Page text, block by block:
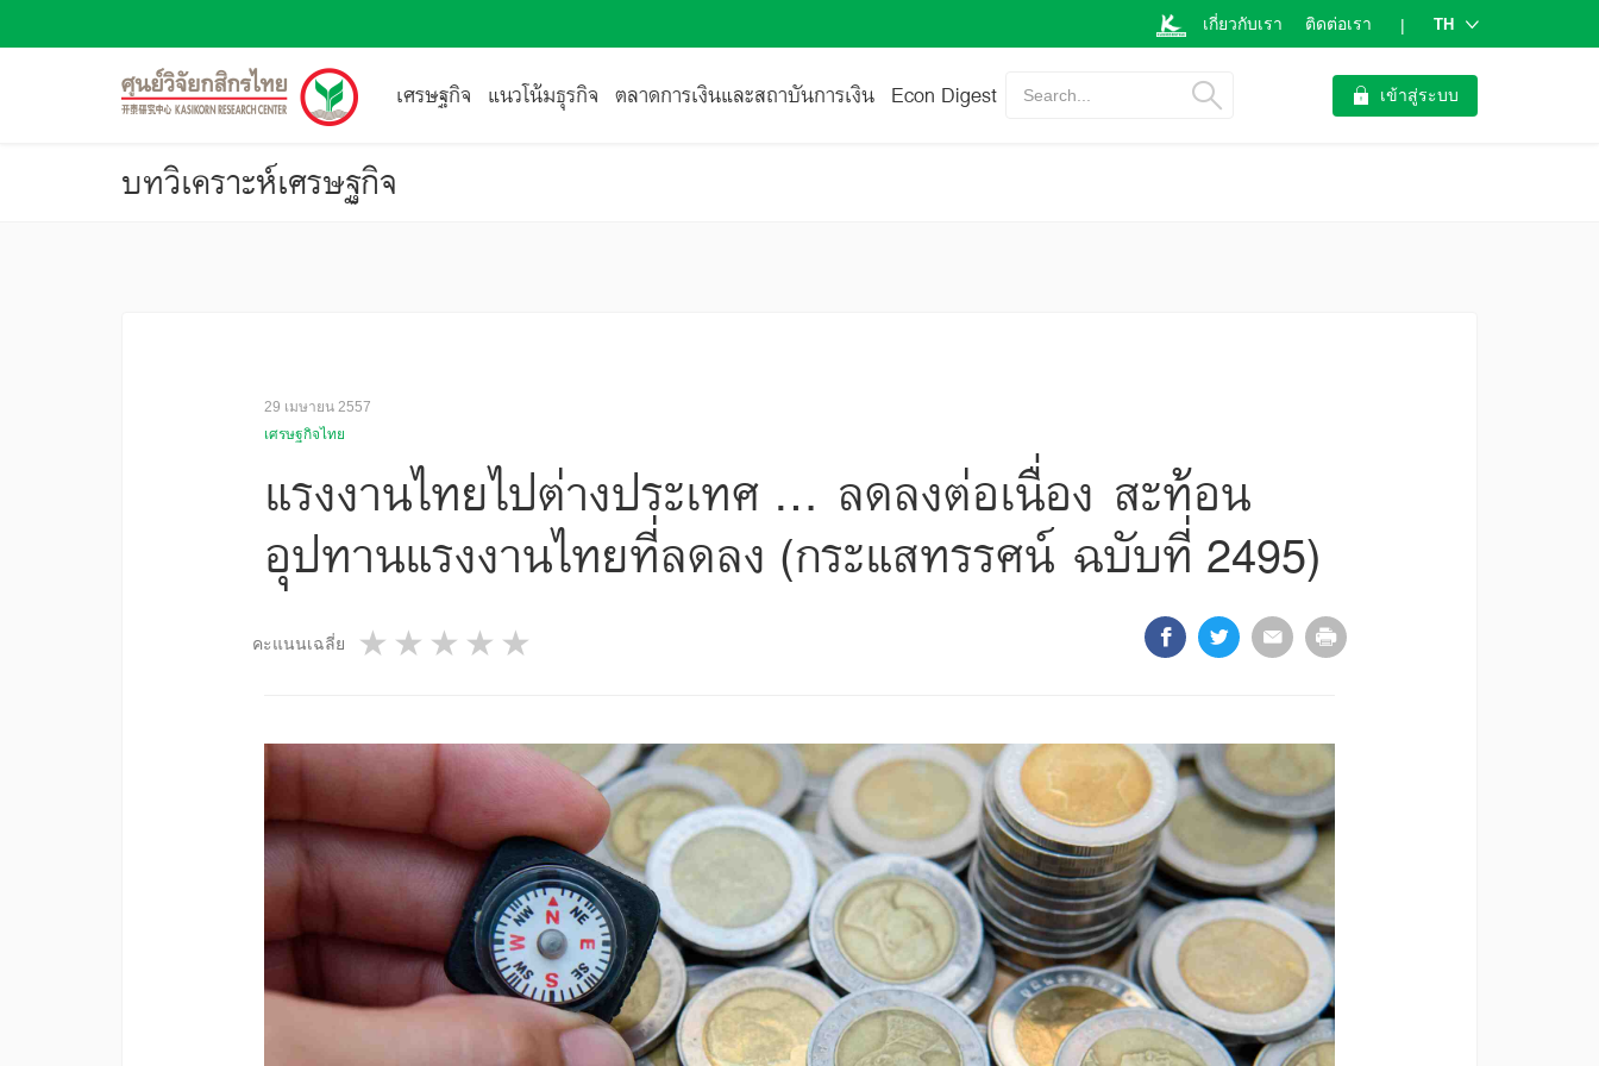
เกี่ยวกับเรา ติดต่อเรา | TH
เศรษฐกิจ แนวโน้มธุรกิจ ตลาดการเงินและสถาบันการเงิน Econ Digest Search... เข้าสู่ระบบ
บทวิเคราะห์เศรษฐกิจ
29 เมษายน 2557
เศรษฐกิจไทย
แรงงานไทยไปต่างประเทศ ... ลดลงต่อเนื่อง สะท้อน
อุปทานแรงงานไทยที่ลดลง (กระแสทรรศน์ ฉบับที่ 2495)
คะแนนเฉลี่ย 4 stars
3 stars
2 stars
1 star